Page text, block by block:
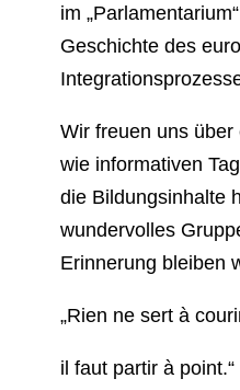
im
Geschichte des
Wir freuen uns
wie informativen
die Bildungsinhalte
wundervolles
Erinnerung bleiben
„Rien ne sert à
il faut partir à point.“